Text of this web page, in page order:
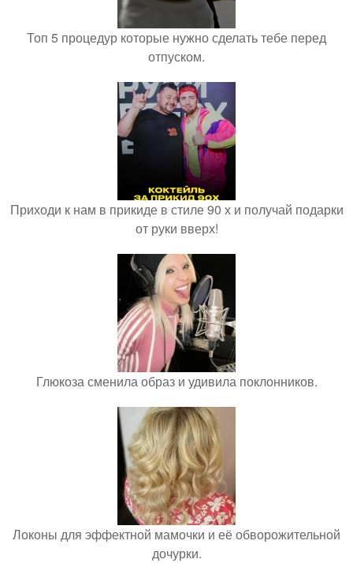
Топ 5 процедур которые нужно сделать тебе перед
отпуском.
Приходи к нам в прикиде в стиле 90 х и получай подарки
от руки вверх!
Глюкоза сменила образ и удивила поклонников.
Локоны для эффектной мамочки и её обворожительной
дочурки.